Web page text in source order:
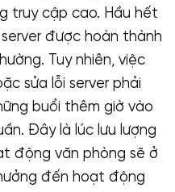
truy cập cao. Hầu hết
được hoàn thành
Tuy nhiên, việc
sửa lỗi server phải
buổi thêm giờ vào
Đây là lúc lưu lượng
động văn phòng sẽ ở
đến hoạt động